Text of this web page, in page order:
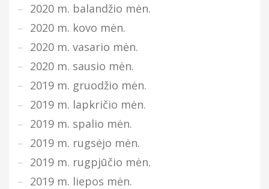
2020 m. balandžio mėn.
2020 m. kovo mėn.
2020 m. vasario mėn.
2020 m. sausio mėn.
2019 m. gruodžio mėn.
2019 m. lapkričio mėn.
2019 m. spalio mėn.
2019 m. rugsėjo mėn.
2019 m. rugpjūčio mėn.
2019 m. liepos mėn.